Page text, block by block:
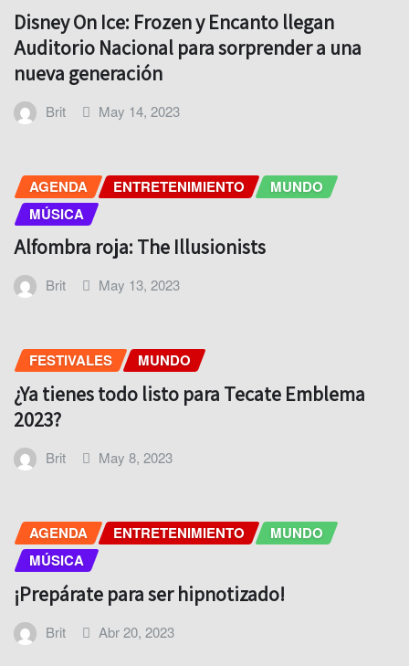
Disney On Ice: Frozen y Encanto llegan
Auditorio Nacional para sorprender a una
nueva generación
Brit May 14, 2023
AGENDA ENTRETENIMIENTO
MUNDO
MÚSICA
Alfombra roja: The Illusionists
Brit May 13, 2023
FESTIVALES MUNDO
¿Ya tienes todo listo para Tecate Emblema
2023?
Brit May 8, 2023
AGENDA ENTRETENIMIENTO
MUNDO
MÚSICA
¡Prepárate para ser hipnotizado!
Brit Abr 20, 2023